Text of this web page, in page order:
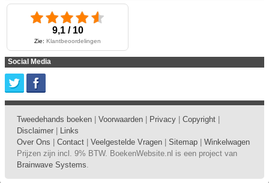
9,1 / 10
Zie: Klantbeoordelingen
Social Media
Tweedehands boeken Voorwaarden Privacy Copyright
Disclaimer
Links
Over Ons
Contact Veelgestelde Vragen Sitemap
Winkelwagen
Prijzen zijn incl. 9% BTW. BoekenWebsite.nl is een project van
Brainwave Systems.